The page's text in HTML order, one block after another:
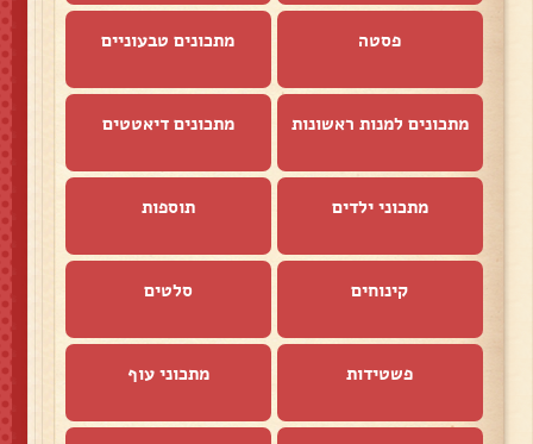
פסטה מתכונים טבעוניים
מתכונים למנות ראשונות מתכונים דיאטטים
מתכוני ילדים תוספות
קינוחים סלטים
פשטידות מתכוני עוף